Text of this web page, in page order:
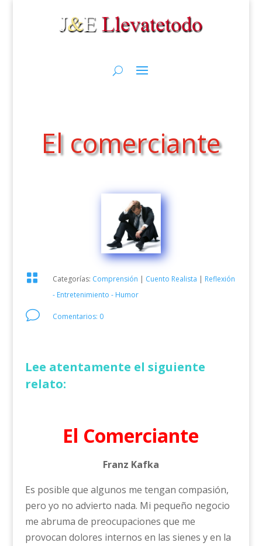
El comerciante
 Categorías: Comprensión | Cuento Realista | Reflexión
- Entretenimiento - Humor
v Comentarios: 0
Lee atentamente el siguiente
relato:
El Comerciante
Franz Kafka
Es posible que algunos me tengan compasión,
pero yo no advierto nada. Mi pequeño negocio
me abruma de preocupaciones que me
provocan dolores internos en las sienes y en la